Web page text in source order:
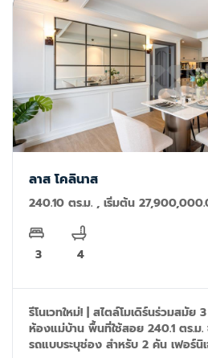
ลาส โคลินาส
240.10 ตร.ม. , เริ่มต้น
3 4
รีโนเวทใหม่! | สไตล์โมเดิร์นร่วมสมั
ห้องแม่บ้าน พื้นที่ใช้สอย 240.1 ตร.ม.
รถแบบระบุช่อง สำหรับ 2 คัน เฟอร์นิ